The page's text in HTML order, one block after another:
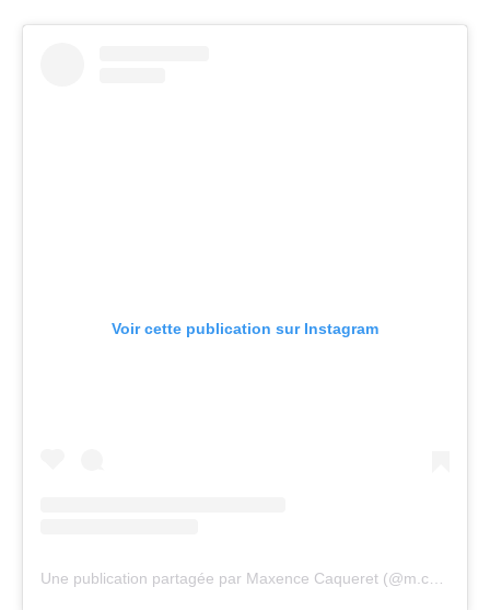
Voir cette publication sur Instagram
Une publication partagée par Maxence Caqueret (@m.caqueret)